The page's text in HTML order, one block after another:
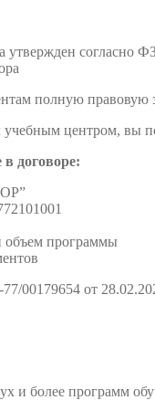
утвержден согласно
полную правовую
центром, вы
договоре:
объем программы
00179654 от
и более программ